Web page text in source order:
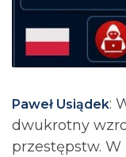
Paweł Usiądek:
dwukrotny
przestępstw. W